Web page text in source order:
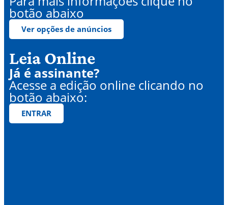
botão abaixo
Ver opções de anúncios
Leia Online
Já é assinante?
Acesse a edição online clicando no
botão abaixo:
ENTRAR